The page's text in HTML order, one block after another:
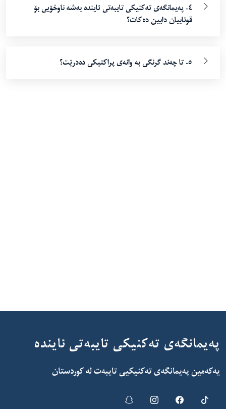
٤- پەیمانگەی تەکنیکی تایبەتی ئایندە بەشە ناوخۆیی بۆ
قوتابیان دابین دەکات؟
٥- تا چەند گرنگى بە وانەى پراکتیکى دەدرێت؟
پەیمانگەی تەکنیکی تایبەتی ئایندە
یەکەمین پەیمانگەی تەکنیکیی تایبەت لە کوردستان